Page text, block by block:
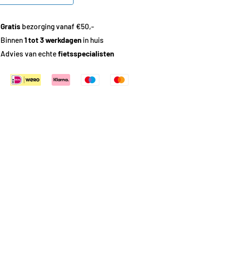
Gratisbezorging vanaf €50,-
Binnen1 tot 3 werkdagenin huis
Advies van echtefietsspecialisten